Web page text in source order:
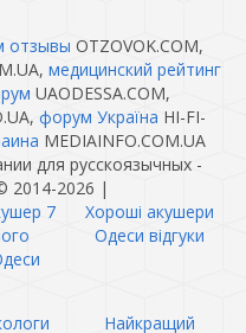
отзывы OTZOVOK.COM,
медицинский рейтинг
UAODESSA.COM,
форум Україна HI-FI-
MEDIAINFO.COM.UA
для русскоязычных -
2014-2026 |
7
Хороші акушери
Одеси відгуки
Найкращий